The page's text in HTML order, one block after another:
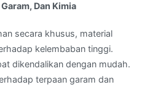
Dan Kimia
secara khusus, material
kelembaban tinggi.
dikendalikan dengan mudah.
terpaan garam dan